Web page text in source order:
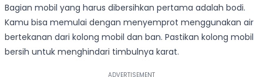
Bagian mobil yang harus dibersihkan pertama adalah bodi.
Kamu bisa memulai dengan menyemprot menggunakan air
bertekanan dari kolong mobil dan ban. Pastikan kolong mobil
bersih untuk menghindari timbulnya karat.